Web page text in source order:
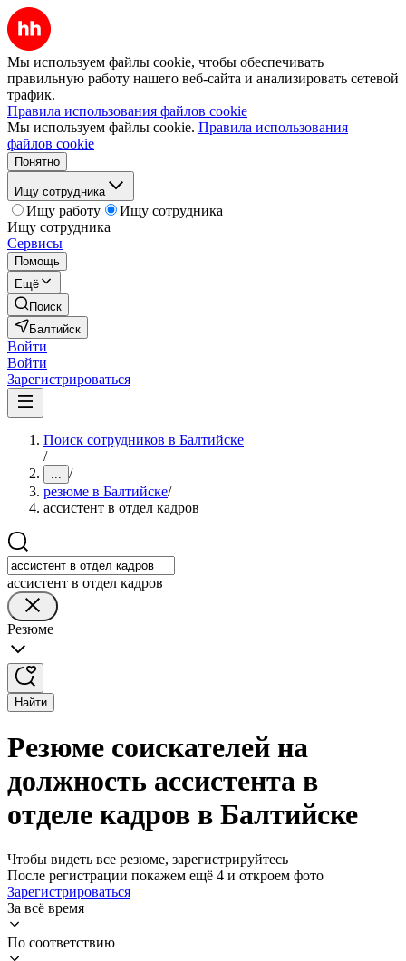
Мы используем файлы cookie, чтобы обеспечивать
правильную работу нашего веб-сайта и анализировать сетевой
трафик.
Правила использования файлов cookie
Мы используем файлы cookie. Правила использования
файлов cookie
Понятно
Ищу сотрудника
Ищу работу
Ищу сотрудника
Ищу сотрудника
Сервисы
Помощь
Ещё
Поиск
Балтийск
Войти
Войти
Зарегистрироваться
Поиск сотрудников в Балтийске
/
... /
резюме в Балтийске/
ассистент в отдел кадров
ассистент в отдел кадров
Резюме
Найти
Резюме соискателей на
должность ассистента в
отделе кадров в Балтийске
Чтобы видеть все резюме, зарегистрируйтесь
После регистрации покажем ещё 4 и откроем фото
Зарегистрироваться
За всё время
По соответствию